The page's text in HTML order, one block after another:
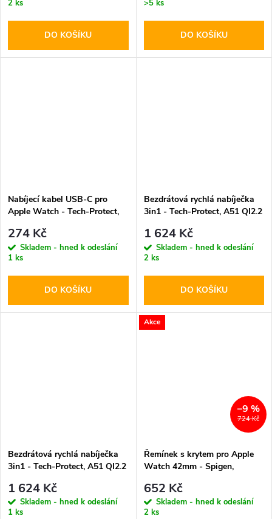
2 ks
DO KOŠÍKU
>5 ks
DO KOŠÍKU
Nabíjecí kabel USB-C pro
Apple Watch - Tech-Protect,
274 Kč
Skladem - hned k odeslání
1 ks
DO KOŠÍKU
Bezdrátová rychlá nabíječka
3in1 - Tech-Protect, A51 QI2.2
Charger White
1 624 Kč
Skladem - hned k odeslání
2 ks
DO KOŠÍKU
Bezdrátová rychlá nabíječka
3in1 - Tech-Protect, A51 QI2.2
Charger Black
1 624 Kč
Skladem - hned k odeslání
1 ks
Akce
724 Kč
–9 %
Řemínek s krytem pro Apple
Watch 42mm - Spigen,
652 Kč
Skladem - hned k odeslání
2 ks